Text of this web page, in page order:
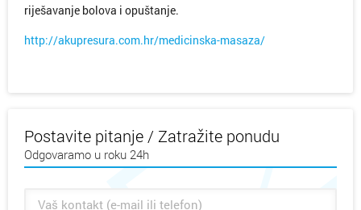
riješavanje bolova i opuštanje.
http://akupresura.com.hr/medicinska-masaza/
Postavite pitanje / Zatražite ponudu
Odgovaramo u roku 24h